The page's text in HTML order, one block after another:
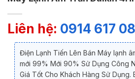
Liên hệ: 0914 617
Điện Lạnh Tiến Lên Bán Máy lạnh
mới 99% Mới 90% Sử Dụng Công
Giá Tốt Cho Khách Hàng Sử Dụng.